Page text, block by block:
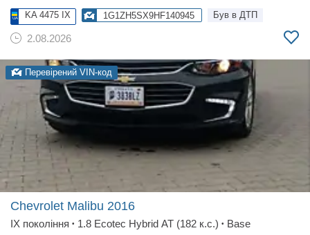
KA 4475 IX 1G1ZH5SX9HF140945 Був в ДТП
2.08.2026
Перевірений VIN-код
Chevrolet Malibu 2016
IX покоління • 1.8 Ecotec Hybrid АТ (182 к.с.) • Base